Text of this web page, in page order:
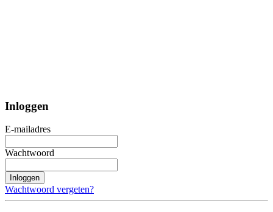
Inloggen
E-mailadres
Wachtwoord
Inloggen
Wachtwoord vergeten?